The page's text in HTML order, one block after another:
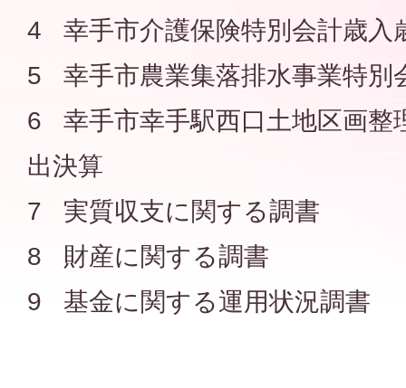
4 幸手市介護保険特別会計歳入
5 幸手市農業集落排水事業特別
6 幸手市幸手駅西口土地区画整
出決算
7 実質収支に関する調書
8 財産に関する調書
9 基金に関する運用状況調書